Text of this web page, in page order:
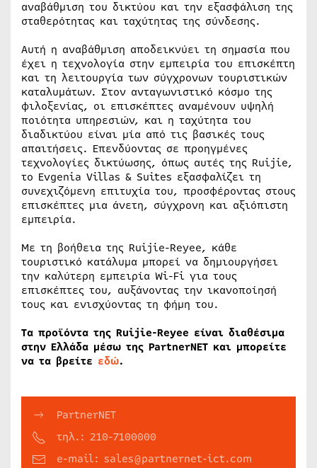
αναβάθμιση του δικτύου και την εξασφάλιση της
σταθερότητας και ταχύτητας της σύνδεσης.
Αυτή η αναβάθμιση αποδεικνύει τη σημασία που
έχει η τεχνολογία στην εμπειρία του επισκέπτη
και τη λειτουργία των σύγχρονων τουριστικών
καταλυμάτων. Στον ανταγωνιστικό κόσμο της
φιλοξενίας, οι επισκέπτες αναμένουν υψηλή
ποιότητα υπηρεσιών, και η ταχύτητα του
διαδικτύου είναι μία από τις βασικές τους
απαιτήσεις. Επενδύοντας σε προηγμένες
τεχνολογίες δικτύωσης, όπως αυτές της Ruijie,
το Evgenia Villas & Suites εξασφαλίζει τη
συνεχιζόμενη επιτυχία του, προσφέροντας στους
επισκέπτες μια άνετη, σύγχρονη και αξιόπιστη
εμπειρία.
Με τη βοήθεια της Ruijie-Reyee, κάθε
τουριστικό κατάλυμα μπορεί να δημιουργήσει
την καλύτερη εμπειρία Wi-Fi για τους
επισκέπτες του, αυξάνοντας την ικανοποίησή
τους και ενισχύοντας τη φήμη του.
Τα προϊόντα της Ruijie-Reyee είναι διαθέσιμα
στην Ελλάδα μέσω της PartnerNET και μπορείτε
να τα βρείτε εδώ.
PartnerNET
τηλ.: 210-7100000
e-mail: sales@partnernet-ict.com